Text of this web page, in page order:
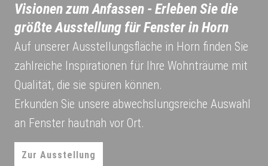
Visionen zum Anfassen - Erleben Sie die
größte Ausstellung für Fenster in Horn
Auf unserer Ausstellungsfläche in Horn finden Sie
zahlreiche Inspirationen für Ihre Wohnträume mit
Qualität, die sie spüren können.
Erkunden Sie unsere abwechslungsreiche Auswahl
an Fenster hautnah vor Ort.
Zur Ausstellung